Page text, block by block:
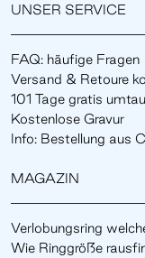
UNSER SERVICE
FAQ: häufige Fragen
Versand & Retoure
101 Tage gratis
Kostenlose Gravur
Info: Bestellung aus
MAGAZIN
Verlobungsring
Wie Ringgröße